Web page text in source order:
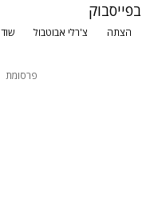
בפייסבוק
הצתה צ'רלי אבוטבול שוד
פרסומת